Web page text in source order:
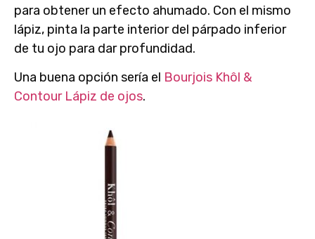
para obtener un efecto ahumado. Con el mismo
lápiz, pinta la parte interior del párpado inferior
de tu ojo para dar profundidad.
Una buena opción sería el Bourjois Khôl &
Contour Lápiz de ojos.